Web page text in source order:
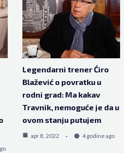
Legendarni trener Ćiro
Blažević o povratku u
rodni grad: Ma kakav
Travnik, nemoguće je da u
ovom stanju putujem
apr 8, 2022 4 godine ago